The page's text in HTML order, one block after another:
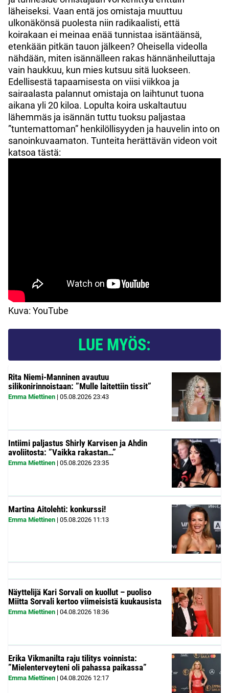
läheiseksi. Vaan entä jos omistaja muuttuu
ulkonäkönsä puolesta niin radikaalisti, että
koirakaan ei meinaa enää tunnistaa isäntäänsä,
etenkään pitkän tauon jälkeen? Oheisella videolla
nähdään, miten isännälleen rakas hännänheiluttaja
vain haukkuu, kun mies kutsuu sitä luokseen.
Edellisestä tapaamisesta on viisi viikkoa ja
sairaalasta palannut omistaja on laihtunut tuona
aikana yli 20 kiloa. Lopulta koira uskaltautuu
lähemmäs ja isännän tuttu tuoksu paljastaa
”tuntemattoman” henkilöllisyyden ja hauvelin into on
sanoinkuvaamaton. Tunteita herättävän videon voit
katsoa tästä:
Kuva: YouTube
LUE MYÖS:
Rita Niemi-Manninen avautuu
silikonirinnoistaan: ”Mulle laitettiin tissit”
Emma Miettinen | 05.08.2026 23:43
Intiimi paljastus Shirly Karvisen ja Ahdin
avoliitosta: ”Vaikka rakastan…”
Emma Miettinen | 05.08.2026 23:35
Martina Aitolehti: konkurssi!
Emma Miettinen | 05.08.2026 11:13
Näyttelijä Kari Sorvali on kuollut – puoliso
Miitta Sorvali kertoo viimeisistä kuukausista
Emma Miettinen | 04.08.2026 18:36
Erika Vikmanilta raju tilitys voinnista:
”Mielenterveyteni oli pahassa paikassa”
Emma Miettinen | 04.08.2026 12:17